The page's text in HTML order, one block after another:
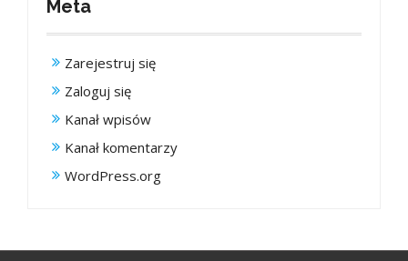
Meta
Zarejestruj się
Zaloguj się
Kanał wpisów
Kanał komentarzy
WordPress.org